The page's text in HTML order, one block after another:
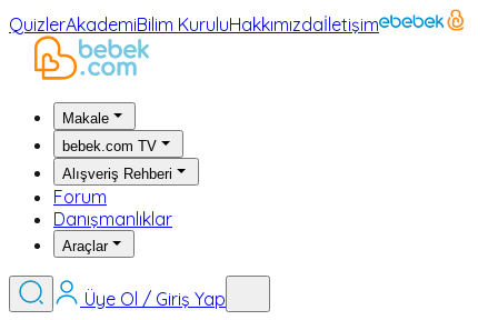
QuizlerAkademiBilim KuruluHakkımızdaİletişim
Makale
bebek.com TV
Alışveriş Rehberi
Forum
Danışmanlıklar
Araçlar
Üye Ol / Giriş Yap